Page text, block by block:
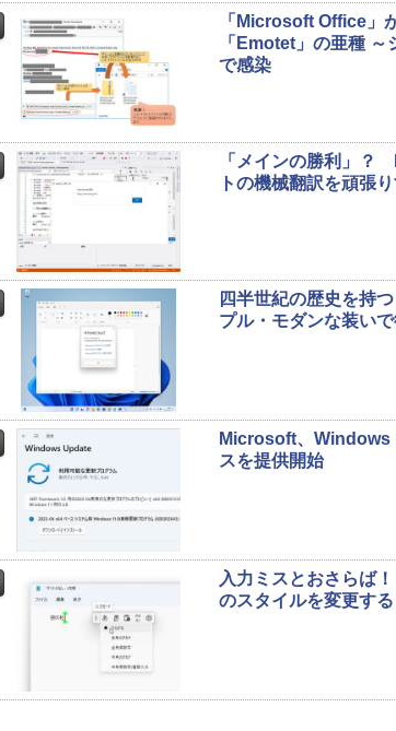
「Microsoft Office」
「Emotet」の亜種
で感染
「メインの勝利」
トの機械翻訳を頑張
四半世紀の歴史を持
プル・モダンな装い
Microsoft、Windows
スを提供開始
入力ミスとおさらば
のスタイルを変更す